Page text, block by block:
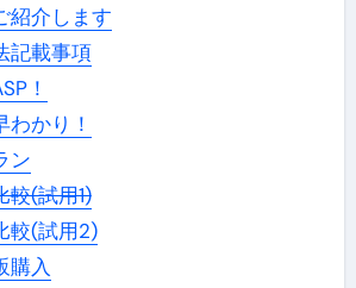
紹介します
記載事項
！
かり！
ン
較(試用1)
較(試用2)
購入